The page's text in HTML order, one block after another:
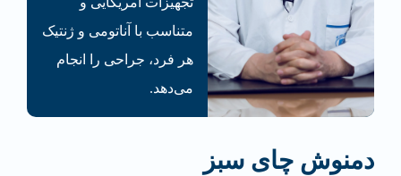
متناسب با آناتومی و ژنتیک
هر فرد، جراحی‌ را انجام
می‌دهد.
دمنوش چای سبز